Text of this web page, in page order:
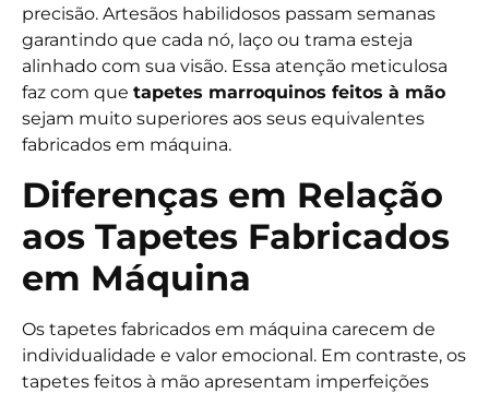
precisão. Artesãos habilidosos passam semanas
garantindo que cada nó, laço ou trama esteja
alinhado com sua visão. Essa atenção meticulosa
faz com que tapetes marroquinos feitos à mão
sejam muito superiores aos seus equivalentes
fabricados em máquina.
Diferenças em Relação
aos Tapetes Fabricados
em Máquina
Os tapetes fabricados em máquina carecem de
individualidade e valor emocional. Em contraste, os
tapetes feitos à mão apresentam imperfeições